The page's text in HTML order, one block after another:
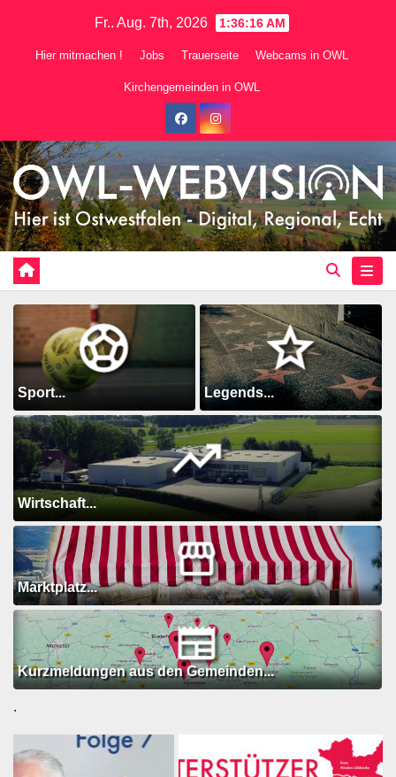
Fr.. Aug. 7th, 2026 1:36:17 AM
Hier mitmachen ! Jobs Trauerseite Webcams in OWL
Kirchengemeinden in OWL
Sport... Legends...
Wirtschaft...
Marktplatz...
Kurzmeldungen aus den Gemeinden...
.